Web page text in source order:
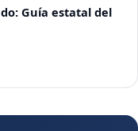
Guía estatal del